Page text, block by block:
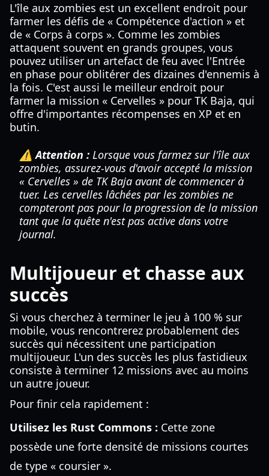
L'île aux zombies est un excellent endroit pour
farmer les défis de « Compétence d'action » et
de « Corps à corps ». Comme les zombies
attaquent souvent en grands groupes, vous
pouvez utiliser un artefact de feu avec l'Entrée
en phase pour oblitérer des dizaines d'ennemis à
la fois. C'est aussi le meilleur endroit pour
farmer la mission « Cervelles » pour TK Baja, qui
offre d'importantes récompenses en XP et en
butin.
⚠️ Attention : Lorsque vous farmez sur l'île aux
zombies, assurez-vous d'avoir accepté la mission
« Cervelles » de TK Baja avant de commencer à
tuer. Les cervelles lâchées par les zombies ne
compteront pas pour la progression de la mission
tant que la quête n'est pas active dans votre
journal.
Multijoueur et chasse aux
succès
Si vous cherchez à terminer le jeu à 100 % sur
mobile, vous rencontrerez probablement des
succès qui nécessitent une participation
multijoueur. L'un des succès les plus fastidieux
consiste à terminer 12 missions avec au moins
un autre joueur.
Pour finir cela rapidement :
Utilisez les Rust Commons : Cette zone
possède une forte densité de missions courtes
de type « coursier ».